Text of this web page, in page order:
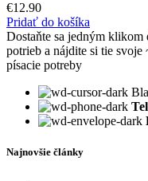
€12.90
Pridať do košíka
Dostaňte sa jedným klikom
potrieb a nájdite si tie
písacie potreby
Najnovšie články